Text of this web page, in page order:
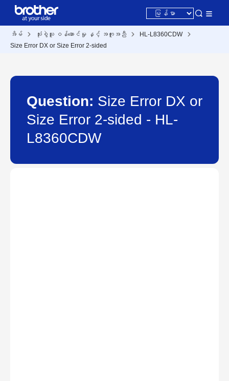
အိမ် သုံးစွဲသူ ဝန်ဆောင်မှု နှင့် အကူအညီ
HL-L8360CDW
Size Error DX or Size Error 2-sided
Question: Size Error DX or
Size Error 2-sided - HL-
L8360CDW